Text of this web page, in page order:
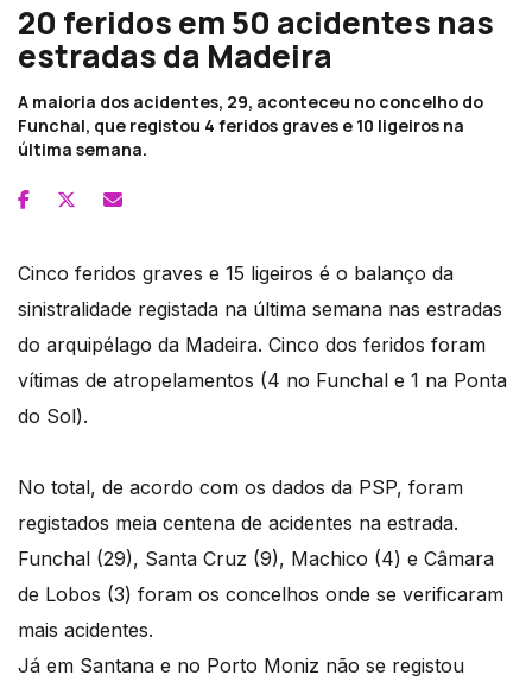
20 feridos em 50 acidentes nas
estradas da Madeira
A maioria dos acidentes, 29, aconteceu no concelho do
Funchal, que registou 4 feridos graves e 10 ligeiros na
última semana.
Cinco feridos graves e 15 ligeiros é o balanço da
sinistralidade registada na última semana nas estradas
do arquipélago da Madeira. Cinco dos feridos foram
vítimas de atropelamentos (4 no Funchal e 1 na Ponta
do Sol).
No total, de acordo com os dados da PSP, foram
registados meia centena de acidentes na estrada.
Funchal (29), Santa Cruz (9), Machico (4) e Câmara
de Lobos (3) foram os concelhos onde se verificaram
mais acidentes.
Já em Santana e no Porto Moniz não se registou